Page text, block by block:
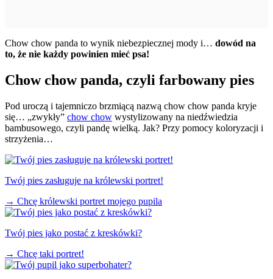
Chow chow panda to wynik niebezpiecznej mody i… dowód na
to, że nie każdy powinien mieć psa!
Chow chow panda, czyli farbowany pies
Pod uroczą i tajemniczo brzmiącą nazwą chow chow panda kryje
się… „zwykły” chow chow wystylizowany na niedźwiedzia
bambusowego, czyli pandę wielką. Jak? Przy pomocy koloryzacji i
strzyżenia…
Twój pies zasługuje na królewski portret!
→ Chcę królewski portret mojego pupila
Twój pies jako postać z kreskówki?
→ Chcę taki portret!